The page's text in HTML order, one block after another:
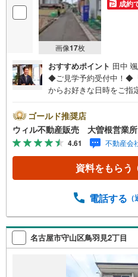
画像17枚
成約
おすすめポイント 田中
◆ご見学予約受付中！◆
からお好きな日時をご指
区、守山区の直接のご売
動産仲介会社です。ネッ
ん、過去にお任せいただ
に住戸環境を提案致しま
弊社では平日にご内覧
れるお客様にサービス
事前にご予約頂きました
動産業者間で不動産情報
全域や、その他隣接エリ
根営業所】○地下鉄名城
○お子様が遊べるキッズ
ゴールド推奨店
ウィル不動産販売 大曽根営業所
4.61 不動産会
資料をもらう
電話する
名古屋市守山区鳥羽見2丁目